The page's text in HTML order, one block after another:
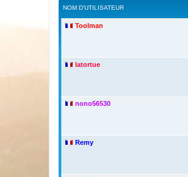
NOM D’UTILISATEUR
Toolman
latortue
nono56530
Remy